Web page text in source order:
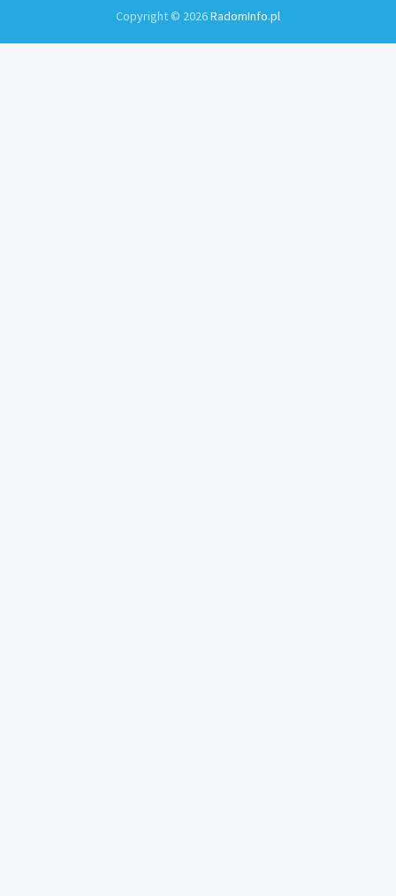
Copyright © 2026RadomInfo.pl